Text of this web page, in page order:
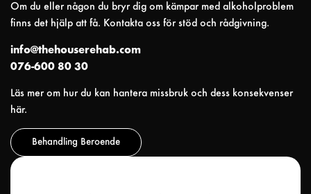
Om du eller någon du bryr dig om kämpar med alkoholproblem
finns det hjälp att få. Kontakta oss för stöd och rådgivning.
info@thehouserehab.com
076-600 80 30
Läs mer om hur du kan hantera missbruk och dess konsekvenser
här.
Behandling Beroende